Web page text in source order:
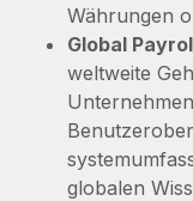
Währungen
Global
weltweite
globalen